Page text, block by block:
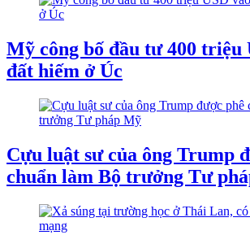
Mỹ công bố đầu tư 400 triệu
đất hiếm ở Úc
Cựu luật sư của ông Trump
chuẩn làm Bộ trưởng Tư